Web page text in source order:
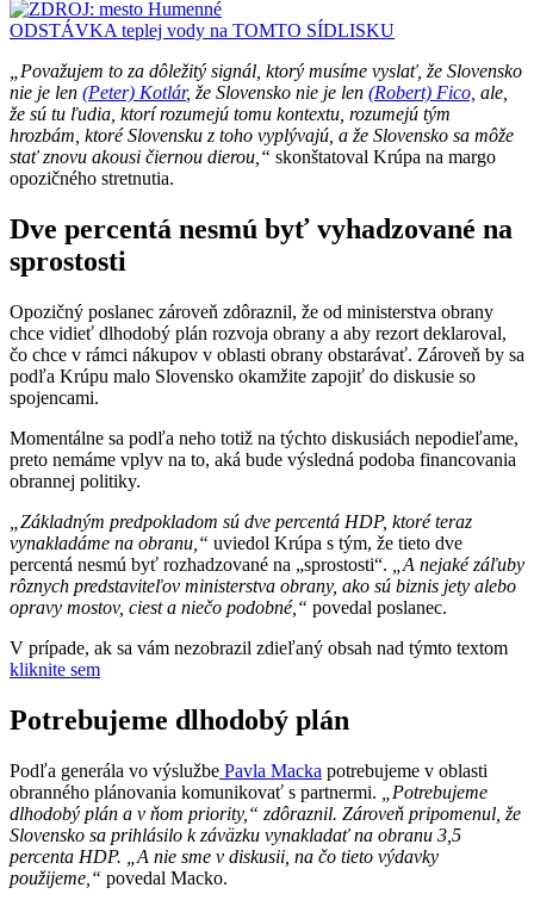
ODSTÁVKA teplej vody na TOMTO SÍDLISKU
„Považujem to za dôležitý signál, ktorý musíme vyslať, že Slovensko
nie je len (Peter) Kotlár, že Slovensko nie je len (Robert) Fico, ale,
že sú tu ľudia, ktorí rozumejú tomu kontextu, rozumejú tým
hrozbám, ktoré Slovensku z toho vyplývajú, a že Slovensko sa môže
stať znovu akousi čiernou dierou,“ skonštatoval Krúpa na margo
opozičného stretnutia.
Dve percentá nesmú byť vyhadzované na
sprostosti
Opozičný poslanec zároveň zdôraznil, že od ministerstva obrany
chce vidieť dlhodobý plán rozvoja obrany a aby rezort deklaroval,
čo chce v rámci nákupov v oblasti obrany obstarávať. Zároveň by sa
podľa Krúpu malo Slovensko okamžite zapojiť do diskusie so
spojencami.
Momentálne sa podľa neho totiž na týchto diskusiách nepodieľame,
preto nemáme vplyv na to, aká bude výsledná podoba financovania
obrannej politiky.
„Základným predpokladom sú dve percentá HDP, ktoré teraz
vynakladáme na obranu,“ uviedol Krúpa s tým, že tieto dve
percentá nesmú byť rozhadzované na „sprostosti“. „A nejaké záľuby
rôznych predstaviteľov ministerstva obrany, ako sú biznis jety alebo
opravy mostov, ciest a niečo podobné,“ povedal poslanec.
V prípade, ak sa vám nezobrazil zdieľaný obsah nad týmto textom
kliknite sem
Potrebujeme dlhodobý plán
Podľa generála vo výslužbe Pavla Macka potrebujeme v oblasti
obranného plánovania komunikovať s partnermi.
„Potrebujeme
dlhodobý plán a v ňom priority,“ zdôraznil. Zároveň pripomenul, že
Slovensko sa prihlásilo k záväzku vynakladať na obranu 3,5
percenta HDP. „A nie sme v diskusii, na čo tieto výdavky
použijeme,“ povedal Macko.